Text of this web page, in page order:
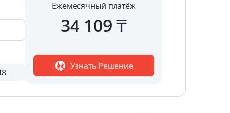
Ежемесячный платёж
34 109 ₸
Узнать Решение